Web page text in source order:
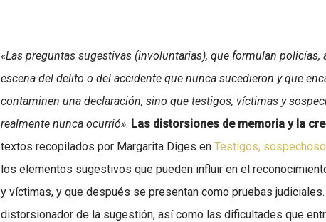
«Las preguntas sugestivas (involuntarias), que formulan
escena del delito o del accidente que nunca sucedieron y que
contaminen una declaración, sino que testigos, víctimas y
realmente nunca ocurrió». Las distorsiones de memoria y la
textos recopilados por Margarita Diges en Testigos,
los elementos sugestivos que pueden influir en el
y víctimas, y que después se presentan como pruebas
distorsionador de la sugestión, así como las dificultades que